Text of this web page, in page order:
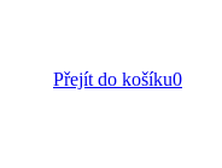
Přejít do košíku0